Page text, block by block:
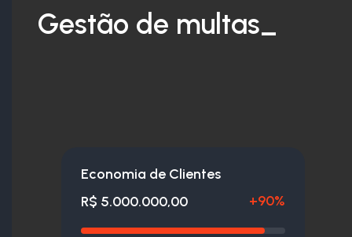
Gestão de multas_
Economia de Clientes
R$ 5.000.000,00
+90%